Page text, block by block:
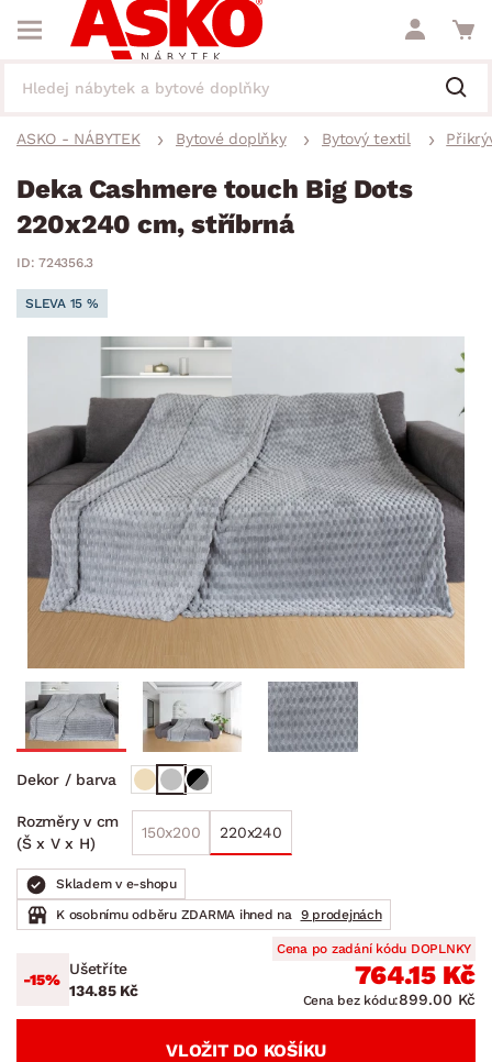
ASKO - NÁBYTEK Bytové doplňky Bytový textil
Deka Cashmere touch Big Dots
220x240 cm, stříbrná
ID: 724356.3
SLEVA 15 %
Dekor / barva
Rozměry v cm
(Š x V x H)
150x200 220x240
Skladem v e-shopu
K osobnímu odběru ZDARMA ihned na
9 prodejnách
-15%
Ušetříte
134.85 Kč
Cena po zadání kódu DOPLNKY
764.15 Kč
Cena bez kódu:899.00 Kč
VLOŽIT DO KOŠÍKU